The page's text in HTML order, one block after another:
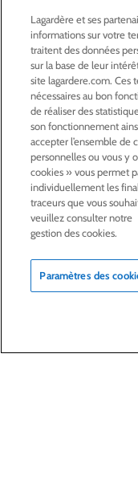
GROUPE
ACTIVITÉS
ACTIONNAIRES &
LA RSECHEZ
LA FONDATION
CENTRE PRESSE
Lagardère et ses
informations sur votre
traitent des données
sur la base de leur
site lagardere.com. Ces
nécessaires au bon
de réaliser des
son fonctionnement
accepter l’ensemble de
personnelles ou vous y
cookies » vous permet
individuellement les
traceurs que vous
veuillez consulter notre
gestion des cookies.
Paramètres des